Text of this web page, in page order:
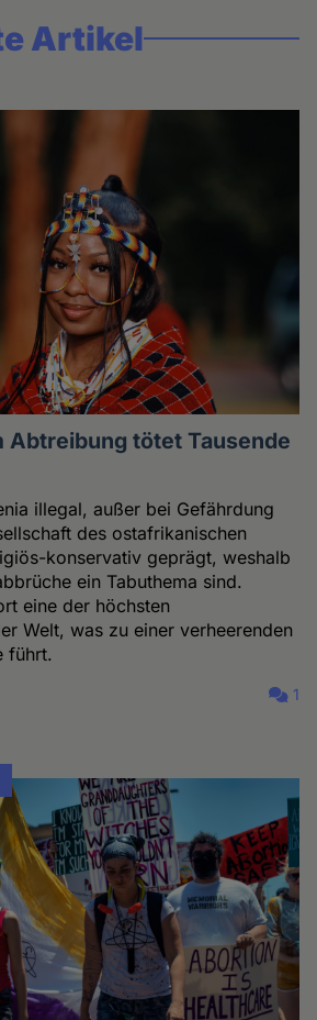
Artikel
Abtreibung tötet Tausende
illegal, außer bei Gefährdung
des ostafrikanischen
konservativ geprägt, weshalb
ein Tabuthema sind.
eine der höchsten
Welt, was zu einer verheerenden
führt.
1